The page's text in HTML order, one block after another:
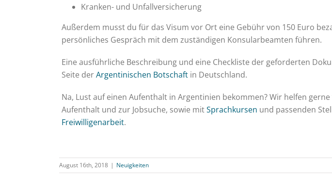
Kranken- und Unfallversicherung
Außerdem musst du für das Visum vor Ort eine Gebühr von 150 Euro
persönliches Gespräch mit dem zuständigen Konsularbeamten führen.
Eine ausführliche Beschreibung und eine Checkliste der geforderten
Seite derArgentinischen Botschaft in Deutschland.
Na, Lust auf einen Aufenthalt in Argentinien bekommen? Wir helfen
Aufenthalt und zur Jobsuche, sowie mitSprachkursen und passenden
Freiwilligenarbeit.
August 16th, 2018 | Neuigkeiten